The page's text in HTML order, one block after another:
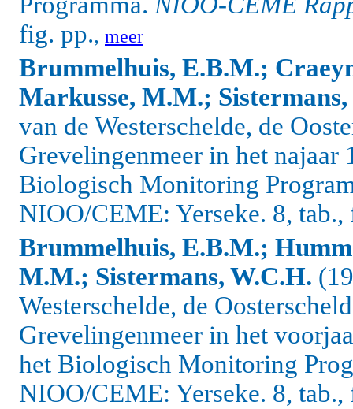
fig. pp., meer
Brummelhuis, E.B.M.;
Markusse, M.M.;
van de Westerschelde, de
Grevelingenmeer in het najaar
Biologisch Monitoring
NIOO/CEME: Yerseke. 8,
Brummelhuis, E.B.M.;
M.M.; Sistermans, W.C.H.
Westerschelde, de
Grevelingenmeer in het
het Biologisch Monitoring
NIOO/CEME: Yerseke. 8,